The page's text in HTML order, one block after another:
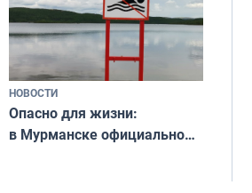
НОВОСТИ
Опасно для жизни:
в Мурманске официально